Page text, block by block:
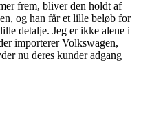
frem, bliver den holdt af
og han får et lille beløb for
detalje. Jeg er ikke alene i
importerer Volkswagen,
nu deres kunder adgang